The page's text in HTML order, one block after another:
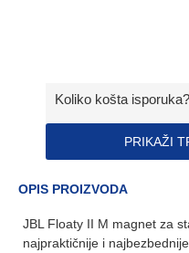
Koliko košta isporuka?
PRIKAŽI
OPIS PROIZVODA
JBL Floaty II M magnet za
najpraktičnije i